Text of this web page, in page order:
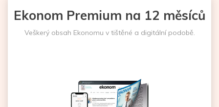
Ekonom Premium na 12 měsíců
Veškerý obsah Ekonomu v tištěné a digitální podobě.